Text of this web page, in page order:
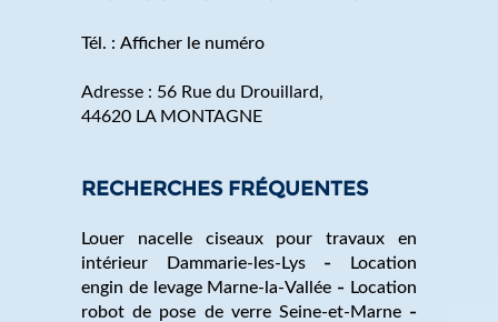
Tél. : Afficher le numéro
Adresse : 56 Rue du Drouillard,
44620 LA MONTAGNE
RECHERCHES FRÉQUENTES
Louer nacelle ciseaux pour travaux en
intérieur Dammarie-les-Lys
Location
engin de levage Marne-la-Vallée
Location
robot de pose de verre Seine-et-Marne